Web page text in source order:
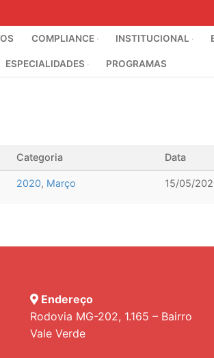
COMPLIANCE INSTITUCIONAL
ESPECIALIDADES PROGRAMAS
Categoria Data
2020, Março 15/05/
Endereço
Rodovia MG-202, 1.165 – Bairro
Vale Verde